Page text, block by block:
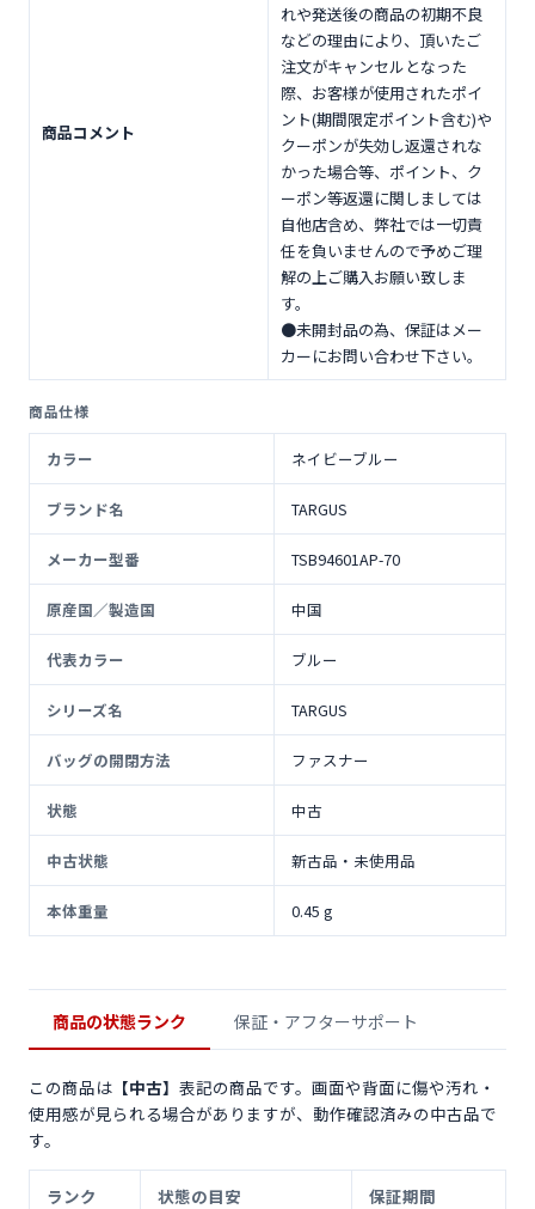
商品コメント
れや発送後の商品の初期不良
などの理由により、頂いたご
注文がキャンセルとなった
際、お客様が使用されたポイ
ント(期間限定ポイント含む)や
クーポンが失効し返還されな
かった場合等、ポイント、ク
ーポン等返還に関しましては
自他店含め、弊社では一切責
任を負いませんので予めご理
解の上ご購入お願い致しま
す。
●未開封品の為、保証はメー
カーにお問い合わせ下さい。
商品仕様
カラー ネイビーブルー
ブランド名 TARGUS
メーカー型番 TSB94601AP-70
原産国／製造国 中国
代表カラー ブルー
シリーズ名 TARGUS
バッグの開閉方法 ファスナー
状態 中古
中古状態 新古品・未使用品
本体重量 0.45 g
商品の状態ランク 保証・アフターサポート
この商品は 【中古】 表記の商品です。画面や背面に傷や汚れ・
使用感が見られる場合がありますが、動作確認済みの中古品で
す。
ランク 状態の目安 保証期間